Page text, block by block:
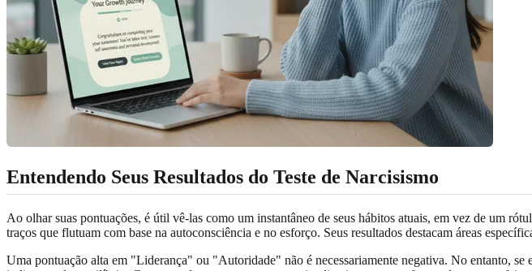
Entendendo Seus Resultados do Teste de Narcisismo
Ao olhar suas pontuações, é útil vê-las como um instantâneo de seus hábitos atuais, em vez de um
traços que flutuam com base na autoconsciência e no esforço. Seus resultados destacam áreas
Uma pontuação alta em "Liderança" ou "Autoridade" não é necessariamente negativa. No entanto,